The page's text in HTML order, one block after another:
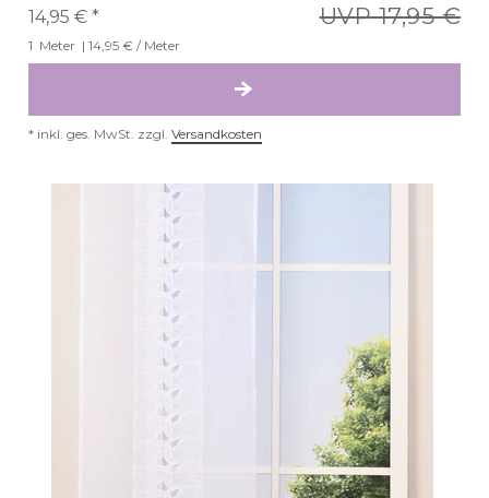
UVP 17,95 €
14,95 € *
1 Meter | 14,95 € / Meter
* inkl. ges. MwSt. zzgl. Versandkosten